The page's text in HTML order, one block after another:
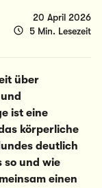
20 April 2026
5 Min. Lesezeit
über
ist eine
körperliche
deutlich
so und wie
einen